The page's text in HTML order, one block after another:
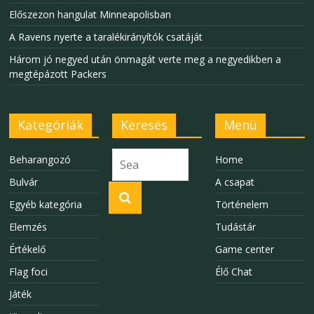
Előszezon hangulat Minneapolisban
A Ravens nyerte a taralékirányítók csatáját
Három jó negyed után önmagát verte meg a negyedikben a
megtépázott Packers
Kategóriák
Beharangozó
Bulvár
Egyéb kategória
Elemzés
Értékelő
Flag foci
Játék
Keresés Menü
Home
A csapat
Történelem
Tudástár
Game center
Élő Chat